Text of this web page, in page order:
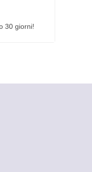
30 giorni!